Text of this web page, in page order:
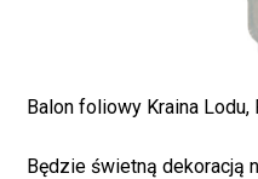
Balon foliowy Kraina Lodu,
Będzie świetną dekoracją